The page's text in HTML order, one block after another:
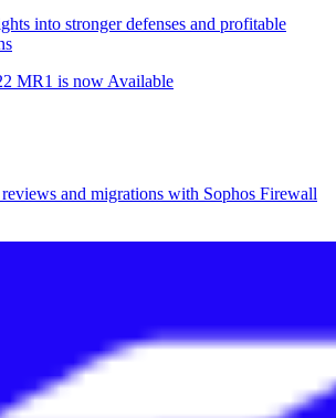
into stronger defenses and profitable
and migrations with Sophos Firewall